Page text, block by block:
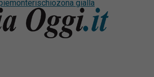
rischiozona gialla